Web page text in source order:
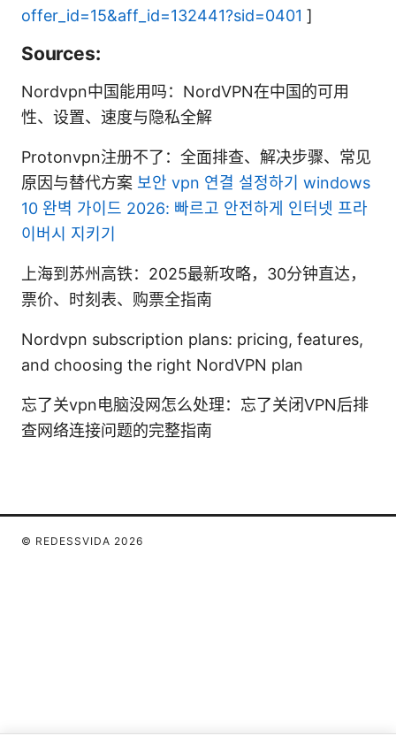
offer_id=15&aff_id=132441?sid=0401 ]
Sources:
Nordvpn中国能用吗：NordVPN在中国的可用
性、设置、速度与隐私全解
Protonvpn注册不了：全面排查、解决步骤、常见
原因与替代方案 보안 vpn 연결 설정하기 windows
10 완벽 가이드 2026: 빠르고 안전하게 인터넷 프라
이버시 지키기
上海到苏州高铁：2025最新攻略，30分钟直达，
票价、时刻表、购票全指南
Nordvpn subscription plans: pricing, features,
and choosing the right NordVPN plan
忘了关vpn电脑没网怎么处理：忘了关闭VPN后排
查网络连接问题的完整指南
© REDESSVIDA 2026